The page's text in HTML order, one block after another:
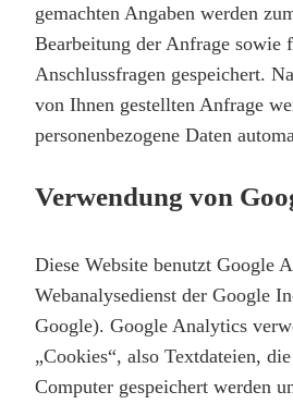
gemachten Angaben werden
Bearbeitung der Anfrage sowie
Anschlussfragen gespeichert.
von Ihnen gestellten Anfrage
personenbezogene Daten
Verwendung von
Diese Website benutzt Google
Webanalysedienst der Google
Google). Google Analytics
„Cookies“, also Textdateien,
Computer gespeichert werden